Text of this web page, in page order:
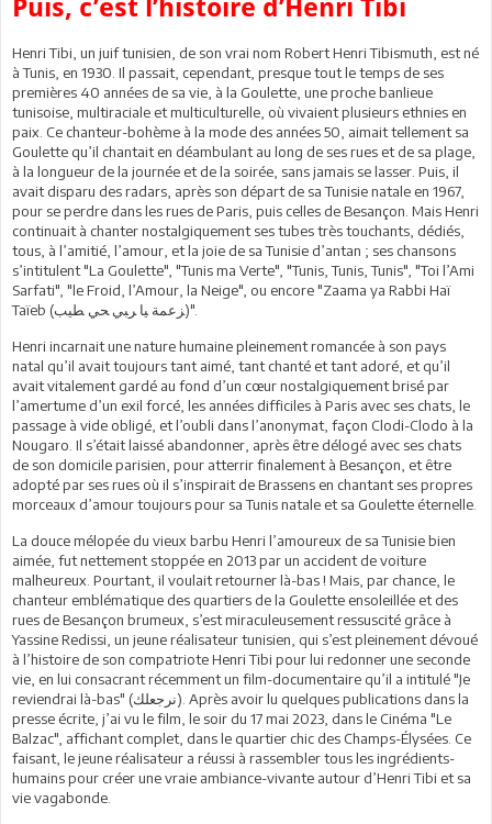
Puis, c’est l’histoire d’Henri Tibi
Henri Tibi, un juif tunisien, de son vrai nom Robert Henri Tibismuth, est né
à Tunis, en 1930. Il passait, cependant, presque tout le temps de ses
premières 40 années de sa vie, à la Goulette, une proche banlieue
tunisoise, multiraciale et multiculturelle, où vivaient plusieurs ethnies en
paix. Ce chanteur-bohème à la mode des années 50, aimait tellement sa
Goulette qu’il chantait en déambulant au long de ses rues et de sa plage,
à la longueur de la journée et de la soirée, sans jamais se lasser. Puis, il
avait disparu des radars, après son départ de sa Tunisie natale en 1967,
pour se perdre dans les rues de Paris, puis celles de Besançon. Mais Henri
continuait à chanter nostalgiquement ses tubes très touchants, dédiés,
tous, à l’amitié, l’amour, et la joie de sa Tunisie d’antan ; ses chansons
s’intitulent "La Goulette", "Tunis ma Verte", "Tunis, Tunis, Tunis", "Toi l’Ami
Sarfati", "le Froid, l’Amour, la Neige", ou encore "Zaama ya Rabbi Haï
Taïeb (ﺰﻋﻤﺔ ﻴﺎ ﺮﺒﻲ ﺤﻲ ﻄﻴﺐ)".
Henri incarnait une nature humaine pleinement romancée à son pays
natal qu’il avait toujours tant aimé, tant chanté et tant adoré, et qu’il
avait vitalement gardé au fond d’un cœur nostalgiquement brisé par
l’amertume d’un exil forcé, les années difficiles à Paris avec ses chats, le
passage à vide obligé, et l’oubli dans l’anonymat, façon Clodi-Clodo à la
Nougaro. Il s’était laissé abandonner, après être délogé avec ses chats
de son domicile parisien, pour atterrir finalement à Besançon, et être
adopté par ses rues où il s’inspirait de Brassens en chantant ses propres
morceaux d’amour toujours pour sa Tunis natale et sa Goulette éternelle.
La douce mélopée du vieux barbu Henri l’amoureux de sa Tunisie bien
aimée, fut nettement stoppée en 2013 par un accident de voiture
malheureux. Pourtant, il voulait retourner là-bas ! Mais, par chance, le
chanteur emblématique des quartiers de la Goulette ensoleillée et des
rues de Besançon brumeux, s’est miraculeusement ressuscité grâce à
Yassine Redissi, un jeune réalisateur tunisien, qui s’est pleinement dévoué
à l’histoire de son compatriote Henri Tibi pour lui redonner une seconde
vie, en lui consacrant récemment un film-documentaire qu’il a intitulé "Je
reviendrai là-bas" (نرجعلك). Après avoir lu quelques publications dans la
presse écrite, j’ai vu le film, le soir du 17 mai 2023, dans le Cinéma "Le
Balzac", affichant complet, dans le quartier chic des Champs-Élysées. Ce
faisant, le jeune réalisateur a réussi à rassembler tous les ingrédients-
humains pour créer une vraie ambiance-vivante autour d’Henri Tibi et sa
vie vagabonde.